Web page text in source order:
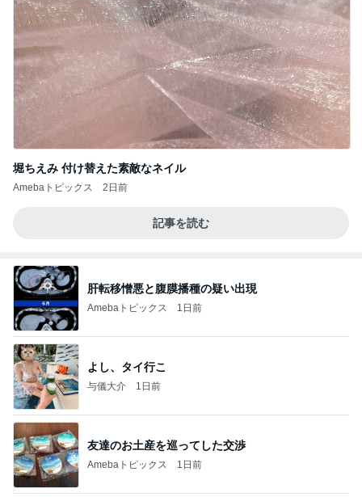
堀ちえみ 付け替えた素敵なネイル
Amebaトピックス 2日前
記事を読む
肝転移憎悪と腹膜播種の疑い出現
Amebaトピックス 1日前
よし、タイ行こ
与儀大介 1日前
友達のお土産を巡ってした交渉
Amebaトピックス 1日前